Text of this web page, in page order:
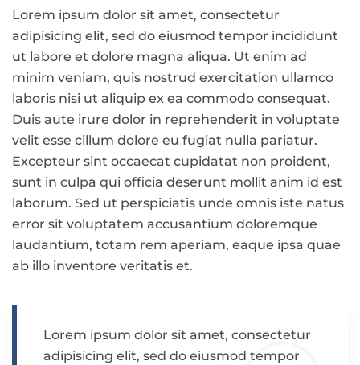
Lorem ipsum dolor sit amet, consectetur
adipisicing elit, sed do eiusmod tempor incididunt
ut labore et dolore magna aliqua. Ut enim ad
minim veniam, quis nostrud exercitation ullamco
laboris nisi ut aliquip ex ea commodo consequat.
Duis aute irure dolor in reprehenderit in voluptate
velit esse cillum dolore eu fugiat nulla pariatur.
Excepteur sint occaecat cupidatat non proident,
sunt in culpa qui officia deserunt mollit anim id est
laborum. Sed ut perspiciatis unde omnis iste natus
error sit voluptatem accusantium doloremque
laudantium, totam rem aperiam, eaque ipsa quae
ab illo inventore veritatis et.
Lorem ipsum dolor sit amet, consectetur
adipisicing elit, sed do eiusmod tempor